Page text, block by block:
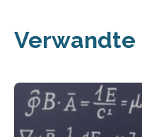
Verwandte